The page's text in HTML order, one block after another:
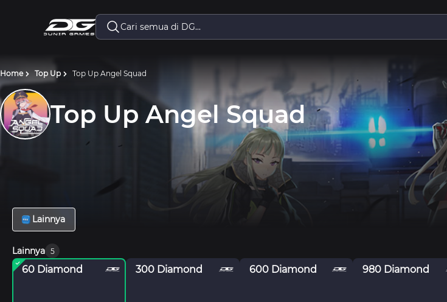
Home Top Up Top Up Angel Squad
Top Up Angel Squad
Lainnya
Lainnya 5
60 Diamond 300 Diamond 600 Diamond 980 Diamond